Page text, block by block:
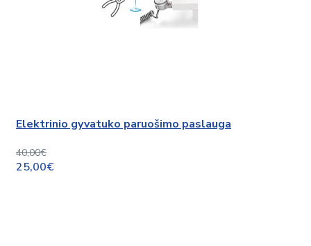
Elektrinio gyvatuko paruošimo paslauga
40,00€
25,00€